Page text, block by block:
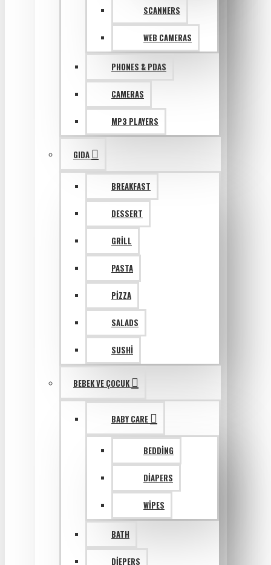
SCANNERS
WEB CAMERAS
PHONES & PDAS
CAMERAS
MP3 PLAYERS
GIDA
BREAKFAST
DESSERT
GRILL
PASTA
PIZZA
SALADS
SUSHI
BEBEK VE ÇOCUK
BABY CARE
BEDDING
DIAPERS
WIPES
BATH
DIEPERS